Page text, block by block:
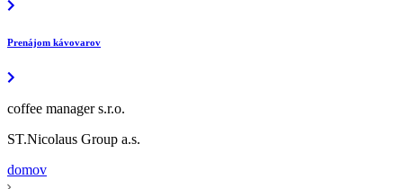
Prenájom kávovarov
coffee manager s.r.o.
ST.Nicolaus Group a.s.
domov